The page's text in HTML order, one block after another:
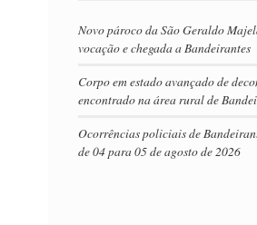
Novo pároco da São Geraldo
vocação e chegada a Bandeirantes
Corpo em estado avançado de
encontrado na área rural de
Ocorrências policiais de
de 04 para 05 de agosto de 2026